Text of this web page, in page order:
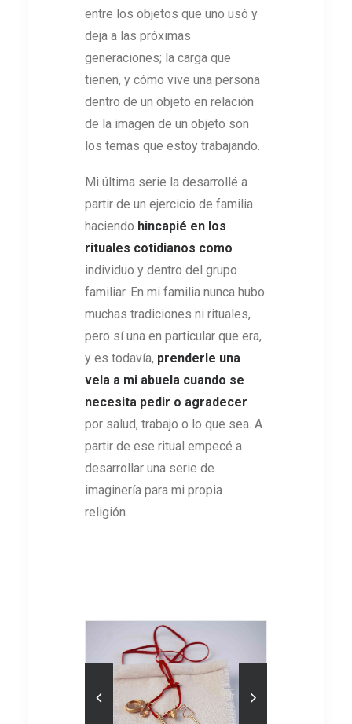
entre los objetos que uno usó y
deja a las próximas
generaciones; la carga que
tienen, y cómo vive una persona
dentro de un objeto en relación
de la imagen de un objeto son
los temas que estoy trabajando.
Mi última serie la desarrollé a
partir de un ejercicio de familia
haciendo hincapié en los
rituales cotidianos como
individuo y dentro del grupo
familiar. En mi familia nunca hubo
muchas tradiciones ni rituales,
pero sí una en particular que era,
y es todavía, prenderle una
vela a mi abuela cuando se
necesita pedir o agradecer
por salud, trabajo o lo que sea. A
partir de ese ritual empecé a
desarrollar una serie de
imaginería para mi propia
religión.